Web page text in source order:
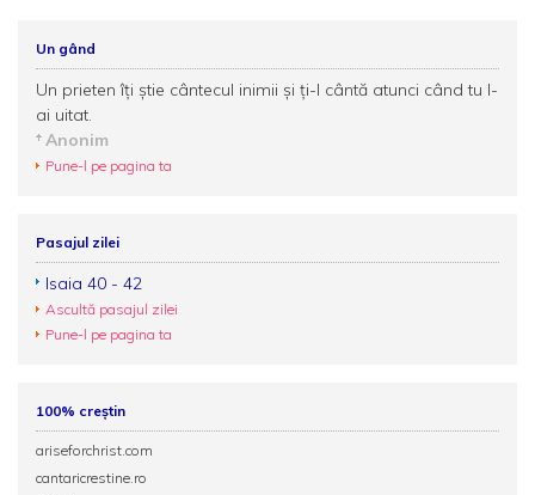
Un gând
Un prieten îţi ştie cântecul inimii şi ţi-l cântă atunci când tu l-
ai uitat.
Anonim
Pune-l pe pagina ta
Pasajul zilei
Isaia 40 - 42
Ascultă pasajul zilei
Pune-l pe pagina ta
100% creștin
ariseforchrist.com
cantaricrestine.ro